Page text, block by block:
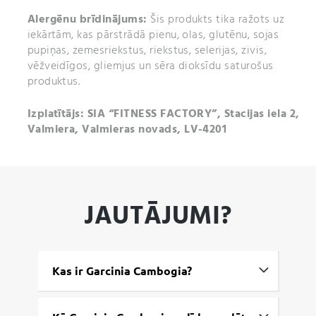
Alergēnu brīdinājums: Šis produkts tika ražots uz
iekārtām, kas pārstrādā pienu, olas, glutēnu, sojas
pupiņas, zemesriekstus, riekstus, selerijas, zivis,
vēžveidīgos, gliemjus un sēra dioksīdu saturošus
produktus.
Izplatītājs: SIA “FITNESS FACTORY”, Stacijas iela 2,
Valmiera, Valmieras novads, LV-4201
JAUTĀJUMI?
Kas ir Garcinia Cambogia?